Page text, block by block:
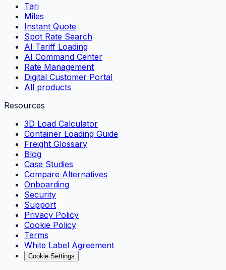
Tari
Miles
Instant Quote
Spot Rate Search
AI Tariff Loading
AI Command Center
Rate Management
Digital Customer Portal
All products
Resources
3D Load Calculator
Container Loading Guide
Freight Glossary
Blog
Case Studies
Compare Alternatives
Onboarding
Security
Support
Privacy Policy
Cookie Policy
Terms
White Label Agreement
Cookie Settings